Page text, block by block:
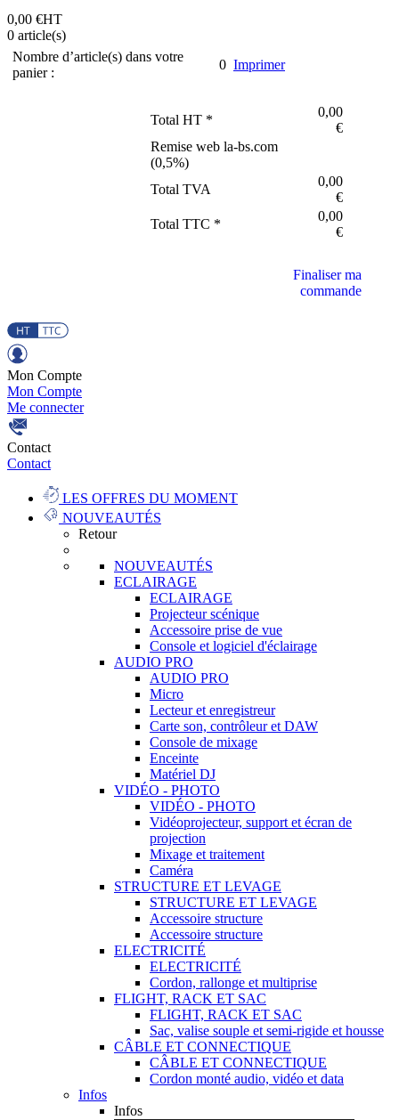
0,00 €HT
0 article(s)
Nombre d’article(s) dans votre
panier :
0 Imprimer
Total HT *
0,00
€
Remise web la-bs.com
(0,5%)
Total TVA
0,00
€
Total TTC *
0,00
€
Finaliser ma
commande
Mon Compte
Mon Compte
Me connecter
Contact
Contact
LES OFFRES DU MOMENT
NOUVEAUTÉS
Retour
NOUVEAUTÉS
ECLAIRAGE
ECLAIRAGE
Projecteur scénique
Accessoire prise de vue
Console et logiciel d'éclairage
AUDIO PRO
AUDIO PRO
Micro
Lecteur et enregistreur
Carte son, contrôleur et DAW
Console de mixage
Enceinte
Matériel DJ
VIDÉO - PHOTO
VIDÉO - PHOTO
Vidéoprojecteur, support et écran de
projection
Mixage et traitement
Caméra
STRUCTURE ET LEVAGE
STRUCTURE ET LEVAGE
Accessoire structure
Accessoire structure
ELECTRICITÉ
ELECTRICITÉ
Cordon, rallonge et multiprise
FLIGHT, RACK ET SAC
FLIGHT, RACK ET SAC
Sac, valise souple et semi-rigide et housse
CÂBLE ET CONNECTIQUE
CÂBLE ET CONNECTIQUE
Cordon monté audio, vidéo et data
Infos
Infos